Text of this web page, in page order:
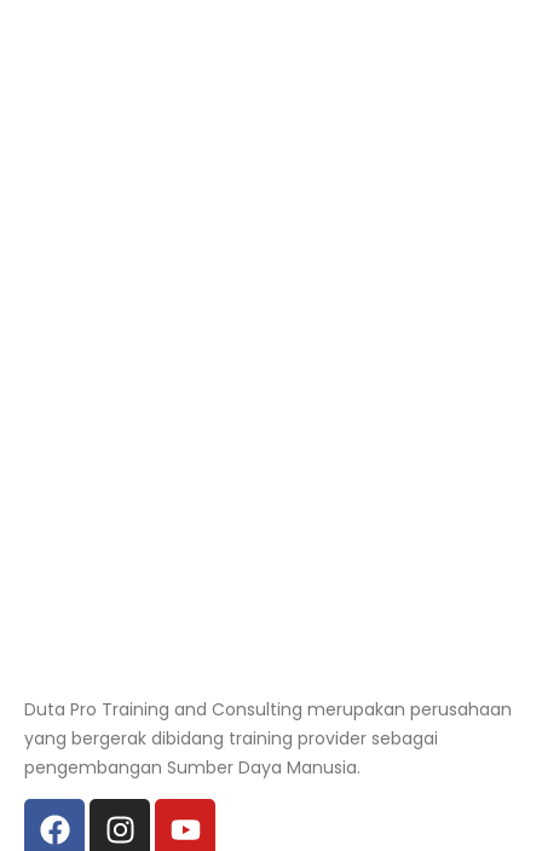
Duta Pro Training and Consulting merupakan perusahaan
yang bergerak dibidang training provider sebagai
pengembangan Sumber Daya Manusia.